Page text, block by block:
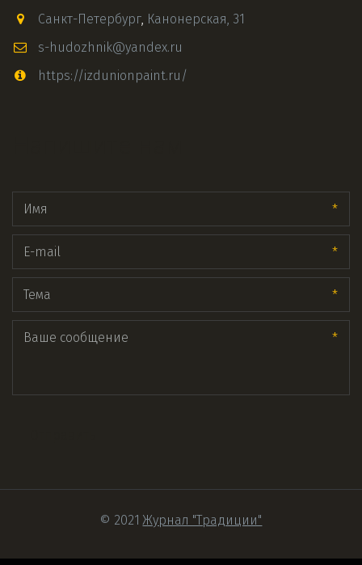
Санкт-Петербург, Канонерская, 31
s-hudozhnik@yandex.ru
https://izdunionpaint.ru/
*
*
*
*
© 2021 Журнал "Традиции"